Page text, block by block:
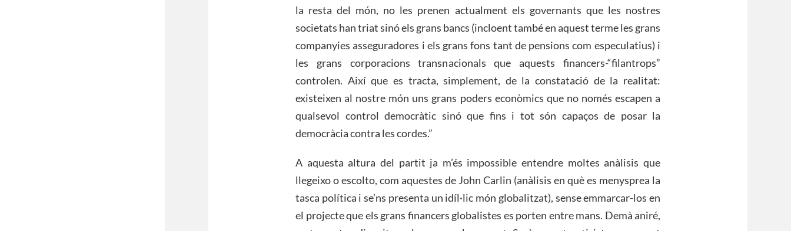
la resta del món, no les prenen actualment els governants que les nostres
societats han triat sinó els grans bancs (incloent també en aquest terme les grans
companyies asseguradores i els grans fons tant de pensions com especulatius) i
les grans corporacions transnacionals que aquests financers-“filantrops”
controlen. Així que es tracta, simplement, de la constatació de la realitat:
existeixen al nostre món uns grans poders econòmics que no només escapen a
qualsevol control democràtic sinó que fins i tot són capaços de posar la
democràcia contra les cordes.”
A aquesta altura del partit ja m’és impossible entendre moltes anàlisis que
llegeixo o escolto, com aquestes de John Carlin (anàlisis en què es menysprea la
tasca política i se’ns presenta un idíl·lic món globalitzat), sense emmarcar-los en
el projecte que els grans financers globalistes es porten entre mans. Demà aniré,